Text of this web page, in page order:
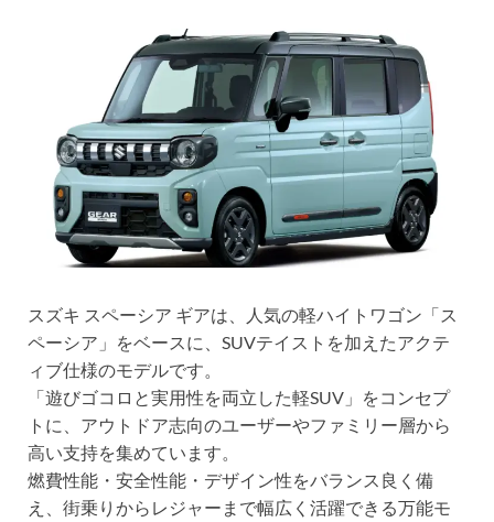
スズキ スペーシア ギアは、人気の軽ハイトワゴン「ス
ペーシア」をベースに、SUVテイストを加えたアクテ
ィブ仕様のモデルです。
「遊びゴコロと実用性を両立した軽SUV」をコンセプ
トに、アウトドア志向のユーザーやファミリー層から
高い支持を集めています。
燃費性能・安全性能・デザイン性をバランス良く備
え、街乗りからレジャーまで幅広く活躍できる万能モ